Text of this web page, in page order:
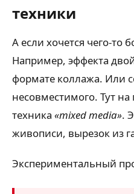
техники
А если хочется чего-то
Например, эффекта
формате коллажа. Или
несовместимого. Тут
техника «mixed media».
живописи, вырезок из
Экспериментальный